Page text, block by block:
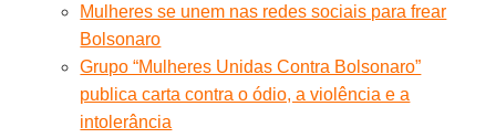
Mulheres se unem nas redes sociais para frear
Bolsonaro
Grupo “Mulheres Unidas Contra Bolsonaro”
publica carta contra o ódio, a violência e a
intolerância